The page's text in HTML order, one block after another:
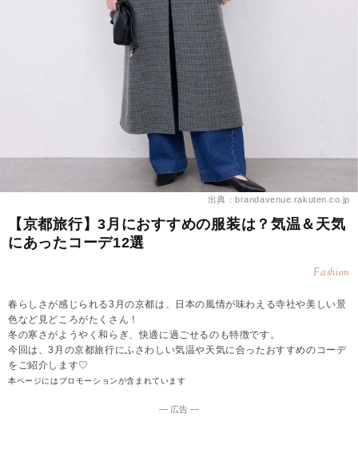
出典：brandavenue.rakuten.co.jp
【京都旅行】3月におすすめの服装は？気温＆天気
にあったコーデ12選
Fashion
春らしさが感じられる3月の京都は、日本の風情が味わえる寺社や美しい景
色など見どころがたくさん！
冬の寒さがようやく和らぎ、快適に過ごせるのも特徴です。
今回は、3月の京都旅行にふさわしい気温や天気に合ったおすすめのコーデ
をご紹介します♡
本ページにはプロモーションが含まれています
― 広告 ―